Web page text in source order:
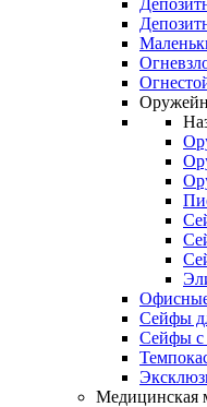
Сейфы
Сейфы с
Медицинская